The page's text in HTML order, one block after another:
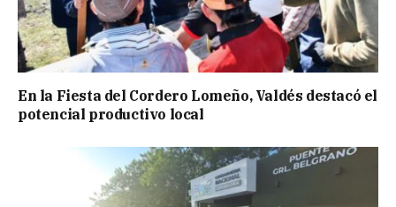
En la Fiesta del Cordero Lomeño, Valdés destacó el
potencial productivo local